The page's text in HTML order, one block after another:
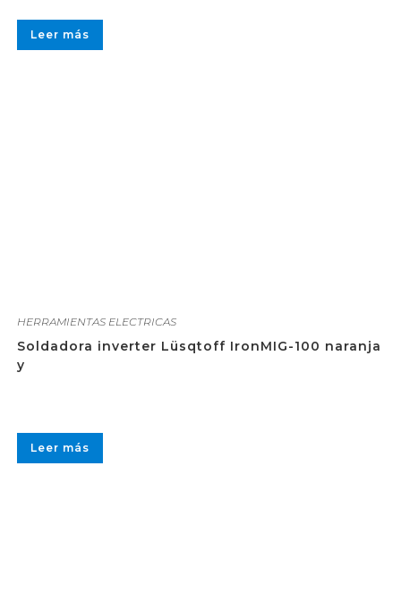
Leer más
HERRAMIENTAS ELECTRICAS
Soldadora inverter Lüsqtoff IronMIG-100 naranja
y
Leer más